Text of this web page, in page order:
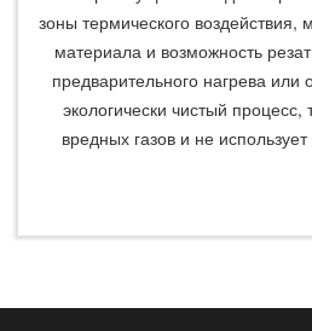
зоны термического
материала и возможность
предварительного нагрева
экологически чистый процесс,
вредных газов и не